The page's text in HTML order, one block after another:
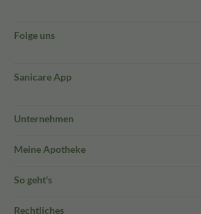
Folge uns
Sanicare App
Unternehmen
Meine Apotheke
So geht's
Rechtliches